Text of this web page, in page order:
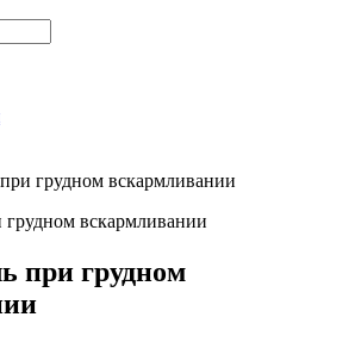
грудном вскармливании
при грудном